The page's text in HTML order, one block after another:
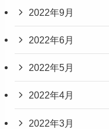
2022年9月
2022年6月
2022年5月
2022年4月
2022年3月